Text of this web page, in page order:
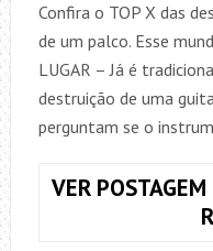
Confira o TOP X das
de um palco. Esse
LUGAR – Já é
destruição de uma
perguntam se o
VER